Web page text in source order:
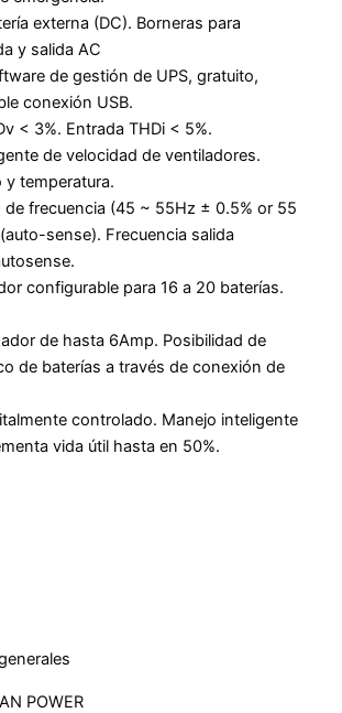
externa (DC). Borneras para
y salida AC
de gestión de UPS, gratuito,
conexión USB.
< 3%. Entrada THDi < 5%.
de velocidad de ventiladores.
y temperatura.
frecuencia (45 ~ 55Hz ± 0.5% or 55
sense). Frecuencia salida
configurable para 16 a 20 baterías.
de hasta 6Amp. Posibilidad de
de baterías a través de conexión de
controlado. Manejo inteligente
vida útil hasta en 50%.
POWER